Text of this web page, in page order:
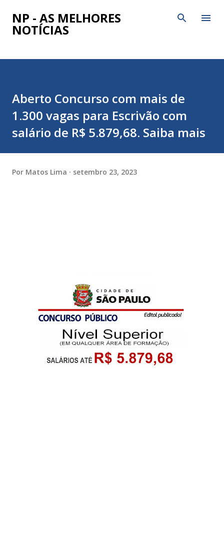
Pular para o conteúdo principal
NP - AS MELHORES
NOTÍCIAS
Aberto Concurso com mais de
1.300 vagas para Escrivão com
salário de R$ 5.879,68. Saiba mais
Por Matos Lima setembro 23, 2023